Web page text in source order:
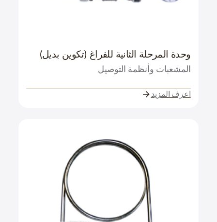
وحدة المرحلة الثانية للفراغ (تكوين بديل)
المشعبات وأنظمة التوصيل
اعرف المزيد